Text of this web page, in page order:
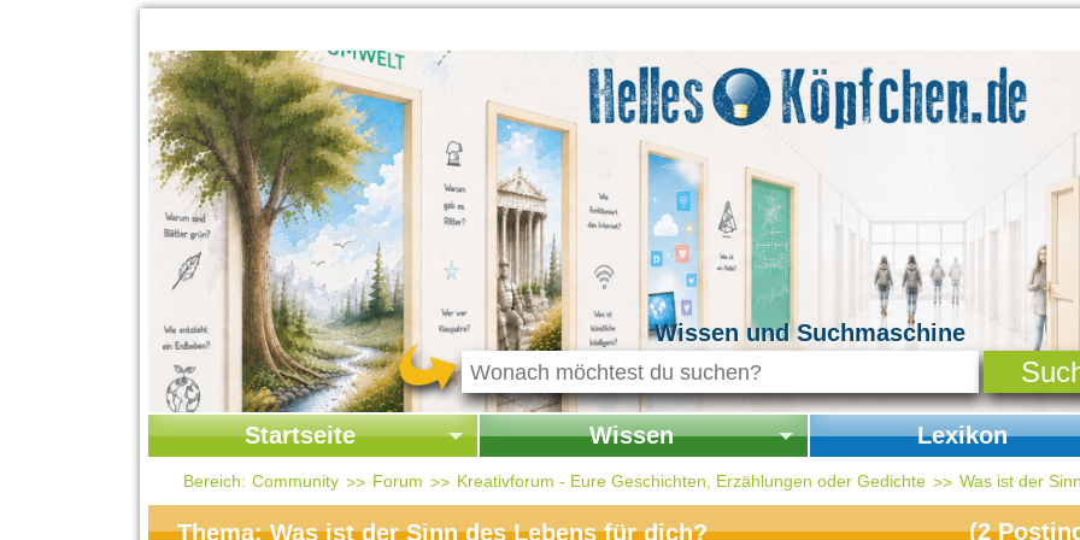
Wissen und Suchmaschine
Startseite
Startseite
Kontakt
Wissen
Startseite Wissen
Geschichte & Kultur
Lexikon
Startseite Lexikon
Bereich: Community Forum Kreativforum - Eure Geschichten, Erzählungen oder Gedichte Was ist der
Thema: Was ist der Sinn des Lebens für dich? (2